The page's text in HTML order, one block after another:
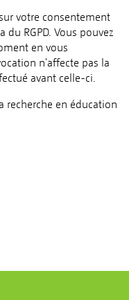
votre consentement
RGPD. Vous pouvez
en vous
n'affecte pas la
avant celle-ci.
recherche en éducation